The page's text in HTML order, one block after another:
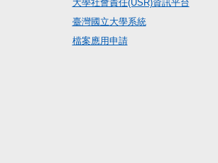
大學社會責任(USR)資訊平台
臺灣國立大學系統
檔案應用申請